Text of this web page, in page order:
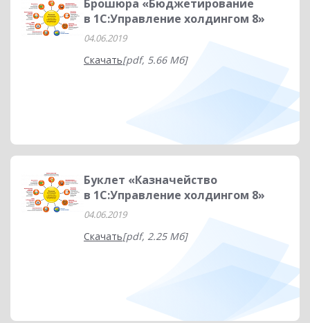
Брошюра «Бюджетирование
в 1С:Управление холдингом 8»
04.06.2019
Скачать[pdf, 5.66 Мб]
Буклет «Казначейство
в 1С:Управление холдингом 8»
04.06.2019
Скачать[pdf, 2.25 Мб]